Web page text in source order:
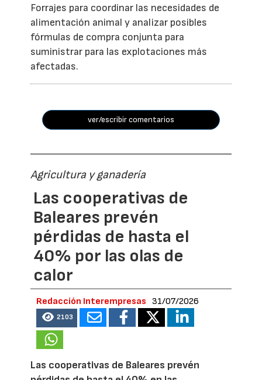
Forrajes para coordinar las necesidades de
alimentación animal y analizar posibles
fórmulas de compra conjunta para
suministrar para las explotaciones más
afectadas.
ver/escribir comentarios
Agricultura y ganadería
Las cooperativas de
Baleares prevén
pérdidas de hasta el
40% por las olas de
calor
Redacción Interempresas 31/07/2026
2103
Las cooperativas de Baleares prevén